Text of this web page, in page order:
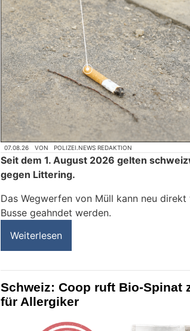
07.08.26 VON POLIZEI.NEWS REDAKTION
Seit dem 1. August 2026 gelten
gegen Littering.
Das Wegwerfen von Müll kann neu
Busse geahndet werden.
Weiterlesen
Schweiz: Coop ruft Bio-Spinat
für Allergiker